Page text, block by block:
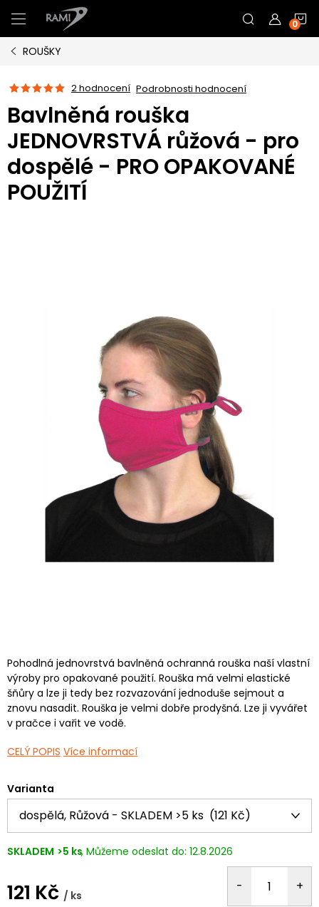
na
obsah
ROUŠKY
2 hodnocení Podrobnosti hodnocení
Bavlněná rouška
JEDNOVRSTVÁ růžová - pro
dospělé - PRO OPAKOVANÉ
POUŽITÍ
Pohodlná jednovrstvá bavlněná ochranná rouška naší vlastní
výroby pro opakované použití. Rouška má velmi elastické
šňůry a lze ji tedy bez rozvazování jednoduše sejmout a
znovu nasadit. Rouška je velmi dobře prodyšná. Lze ji vyvářet
v pračce i vařit ve vodě.
CELÝ POPIS Více informací
Varianta
SKLADEM >5 ks 12.8.2026
121 Kč / ks